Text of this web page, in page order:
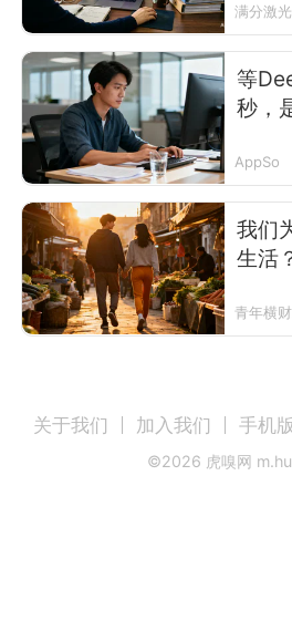
满分激
等
秒，
AppSo
我们
生活
青年横
关于我们 加入我们 手机版
©2026 虎嗅网